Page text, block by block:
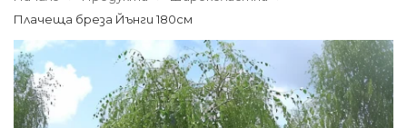
Плачеща бреза Йънги 180см